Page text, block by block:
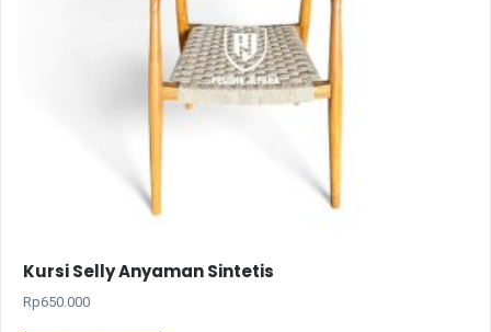
Kursi Selly Anyaman Sintetis
Rp650.000